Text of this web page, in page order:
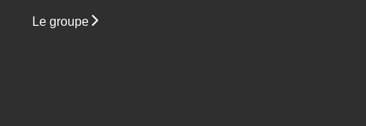
Le groupe